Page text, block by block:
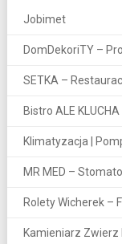
Jobimet
DomDekoriTY –
SETKA –
Bistro ALE
Klimatyzacja |
MR MED –
Rolety Wicherek –
Kamieniarz Zwierz